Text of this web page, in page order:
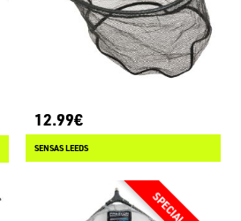
12.99€
SENSAS LEEDS